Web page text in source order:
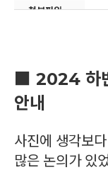
첨부파일
■ 2024 하
안내
사진에 생각보
많은 논의가 있